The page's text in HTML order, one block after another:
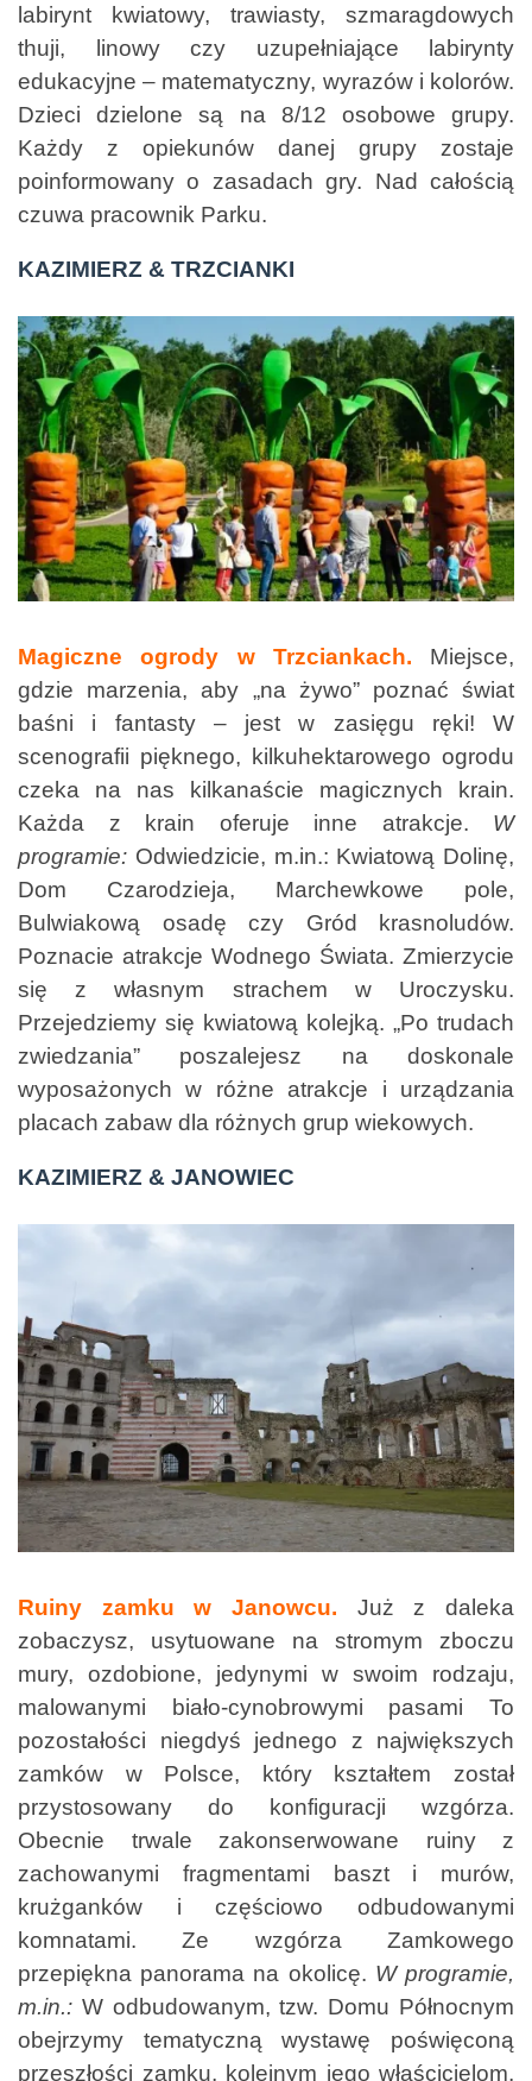
labirynt kwiatowy, trawiasty, szmaragdowych
thuji, linowy czy uzupełniające labirynty
edukacyjne – matematyczny, wyrazów i kolorów.
Dzieci dzielone są na 8/12 osobowe grupy.
Każdy z opiekunów danej grupy zostaje
poinformowany o zasadach gry. Nad całością
czuwa pracownik Parku.
KAZIMIERZ & TRZCIANKI
Magiczne ogrody w Trzciankach. Miejsce,
gdzie marzenia, aby „na żywo” poznać świat
baśni i fantasty – jest w zasięgu ręki! W
scenografii pięknego, kilkuhektarowego ogrodu
czeka na nas kilkanaście magicznych krain.
Każda z krain oferuje inne atrakcje. W
programie: Odwiedzicie, m.in.: Kwiatową Dolinę,
Dom Czarodzieja, Marchewkowe pole,
Bulwiakową osadę czy Gród krasnoludów.
Poznacie atrakcje Wodnego Świata. Zmierzycie
się z własnym strachem w Uroczysku.
Przejedziemy się kwiatową kolejką. „Po trudach
zwiedzania” poszalejesz na doskonale
wyposażonych w różne atrakcje i urządzania
placach zabaw dla różnych grup wiekowych.
KAZIMIERZ & JANOWIEC
Ruiny zamku w Janowcu.
Już z daleka
zobaczysz, usytuowane na stromym zboczu
mury, ozdobione, jedynymi w swoim rodzaju,
malowanymi biało-cynobrowymi pasami To
pozostałości niegdyś jednego z największych
zamków w Polsce, który kształtem został
przystosowany do konfiguracji wzgórza.
Obecnie trwale zakonserwowane ruiny z
zachowanymi fragmentami baszt i murów,
krużganków i częściowo odbudowanymi
komnatami. Ze wzgórza Zamkowego
przepiękna panorama na okolicę. W programie,
m.in.: W odbudowanym, tzw. Domu Północnym
obejrzymy tematyczną wystawę poświęconą
przeszłości zamku, kolejnym jego właścicielom,